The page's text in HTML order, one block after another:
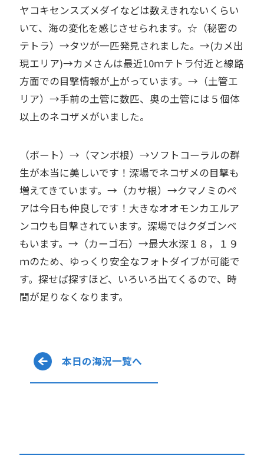
ヤコキセンスズメダイなどは数えきれないくらい
いて、海の変化を感じさせられます。☆（秘密の
テトラ）→タツが一匹発見されました。→(カメ出
現エリア)→カメさんは最近10ｍテトラ付近と線路
方面での目撃情報が上がっています。→（土管エ
リア）→手前の土管に数匹、奥の土管には５個体
以上のネコザメがいました。
（ボート）→（マンボ根）→ソフトコーラルの群
生が本当に美しいです！深場でネコザメの目撃も
増えてきています。→（カサ根）→クマノミのペ
アは今日も仲良しです！大きなオオモンカエルア
ンコウも目撃されています。深場ではクダゴンベ
もいます。→（カーゴ石）→最大水深１８，１９
ｍのため、ゆっくり安全なフォトダイブが可能で
す。探せば探すほど、いろいろ出てくるので、時
間が足りなくなります。
本日の海況一覧へ